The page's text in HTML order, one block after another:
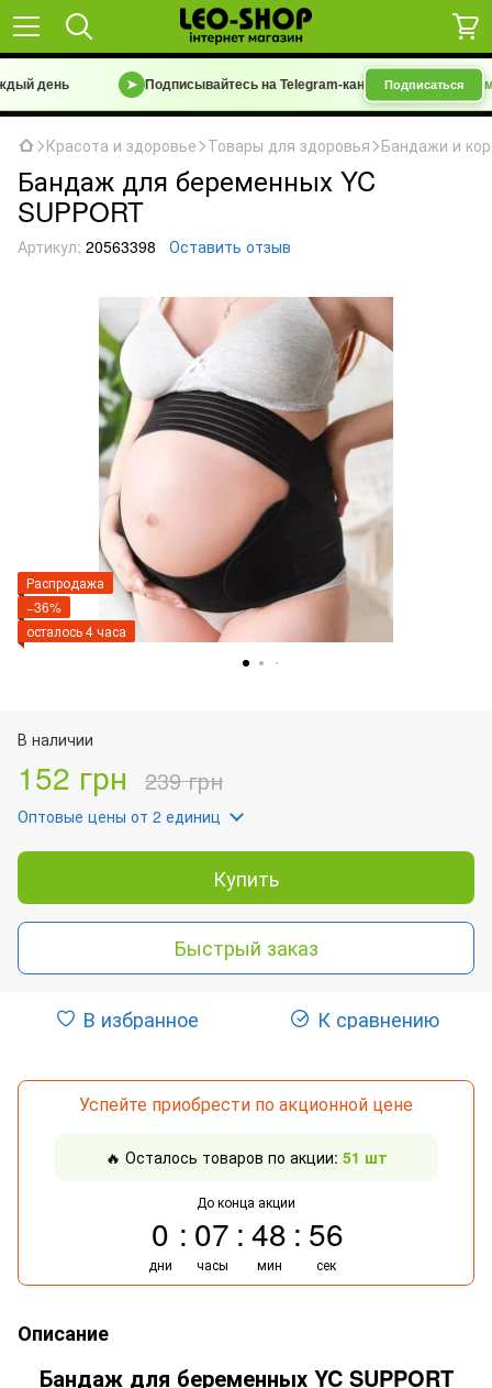
Подписывайтесь на Telegram-канал«Барахолка 7 км |
Подписаться
Красота и здоровье Товары для здоровья Бандажи и
Бандаж для беременных YC
SUPPORT
Артикул: 20563398 Оставить отзыв
Распродажа
−36%
осталось 4 часа
В наличии
152 грн 239 грн
Оптовые цены от 2 единиц
Купить
Быстрый заказ
В избранное К сравнению
Успейте приобрести по акционной цене
🔥 Осталось товаров по акции: 51 шт
До конца акции
0
дни
07
часы
48
мин
55
сек
Описание
Бандаж для беременных YC SUPPORT